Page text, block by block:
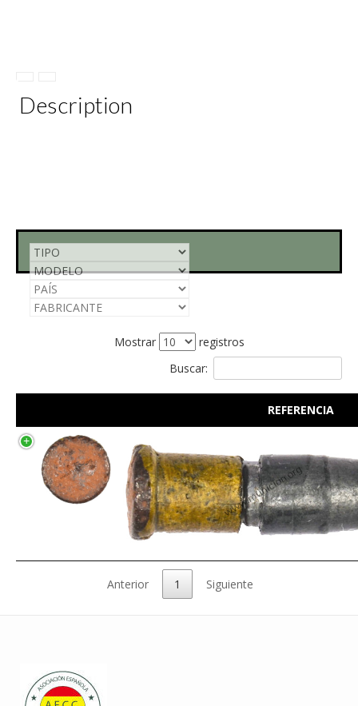
Description
Mostrar
registros
Buscar:
REFERENCIA
Anterior 1 Siguiente